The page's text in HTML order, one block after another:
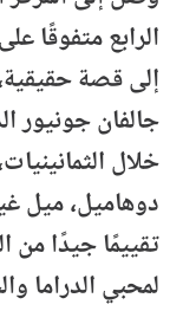
الرابع متفوقًا
إلى قصة
جالفان جونيور
خلال
دوهاميل، ميل
تقييمًا جيدًا من
لمحبي الدراما